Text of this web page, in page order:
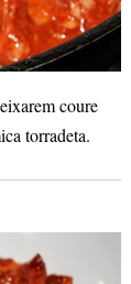
coure
torradeta.